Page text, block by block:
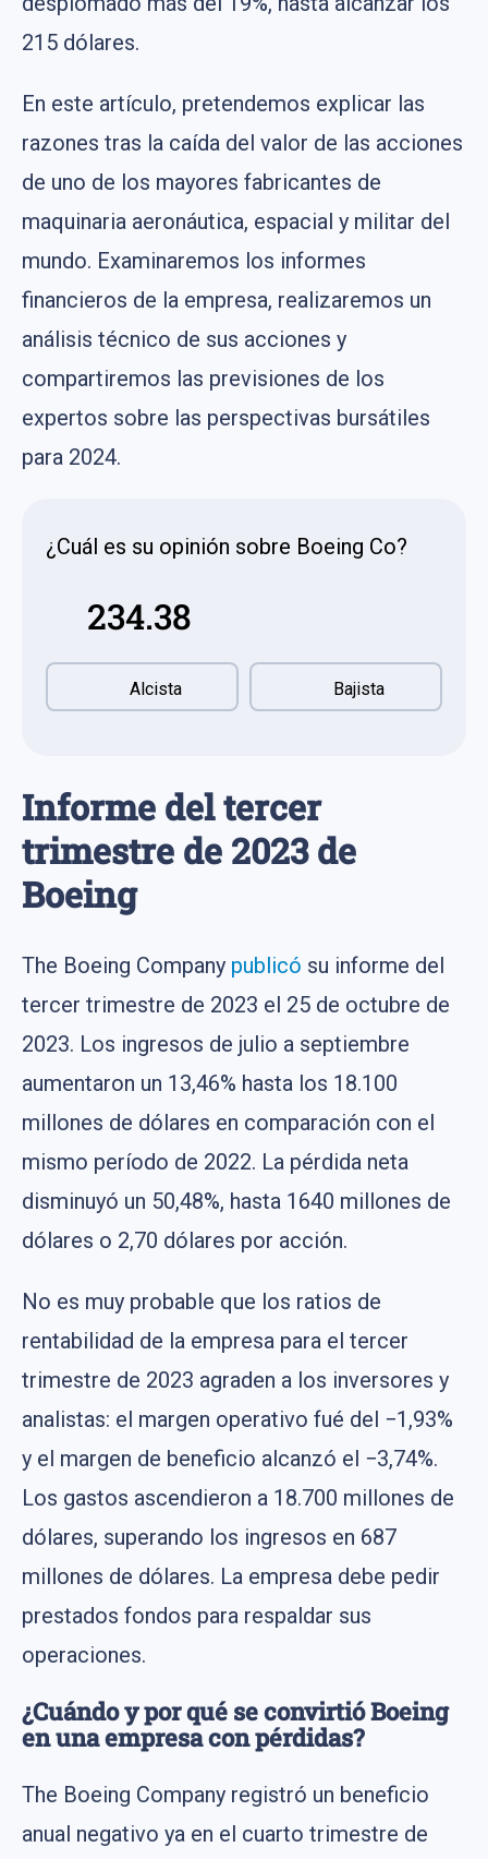
215 dólares.
En este artículo, pretendemos explicar las
razones tras la caída del valor de las acciones
de uno de los mayores fabricantes de
maquinaria aeronáutica, espacial y militar del
mundo. Examinaremos los informes
financieros de la empresa, realizaremos un
análisis técnico de sus acciones y
compartiremos las previsiones de los
expertos sobre las perspectivas bursátiles
para 2024.
¿Cuál es su opinión sobre Boeing Co?
234.38
Alcista Bajista
Informe del tercer
trimestre de 2023 de
Boeing
The Boeing Company publicó su informe del
tercer trimestre de 2023 el 25 de octubre de
2023. Los ingresos de julio a septiembre
aumentaron un 13,46% hasta los 18.100
millones de dólares en comparación con el
mismo período de 2022. La pérdida neta
disminuyó un 50,48%, hasta 1640 millones de
dólares o 2,70 dólares por acción.
No es muy probable que los ratios de
rentabilidad de la empresa para el tercer
trimestre de 2023 agraden a los inversores y
analistas: el margen operativo fué del −1,93%
y el margen de beneficio alcanzó el −3,74%.
Los gastos ascendieron a 18.700 millones de
dólares, superando los ingresos en 687
millones de dólares. La empresa debe pedir
prestados fondos para respaldar sus
operaciones.
¿Cuándo y por qué se convirtió Boeing
en una empresa con pérdidas?
The Boeing Company registró un beneficio
anual negativo ya en el cuarto trimestre de